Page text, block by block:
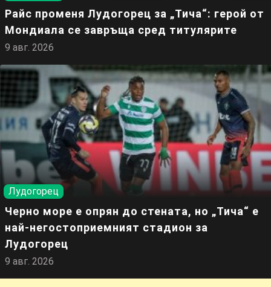
Райс променя Лудогорец за „Тича“: герой от
Мондиала се завръща сред титулярите
9 авг. 2026
Лудогорец
Черно море е опрян до стената, но „Тича“ е
най-негостоприемният стадион за
Лудогорец
9 авг. 2026